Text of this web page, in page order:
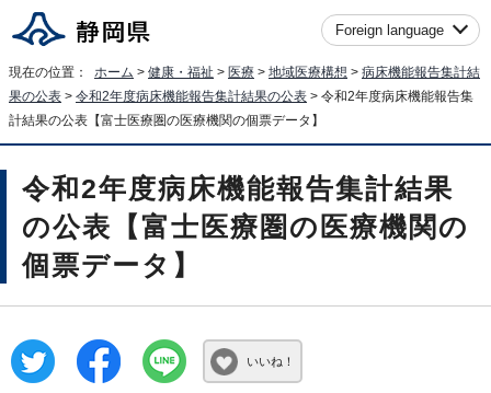
Foreign language
現在の位置： ホーム > 健康・福祉 > 医療 > 地域医療構想 > 病床機能報告集計結
果の公表 > 令和2年度病床機能報告集計結果の公表 > 令和2年度病床機能報告集
計結果の公表【富士医療圏の医療機関の個票データ】
令和2年度病床機能報告集計結果
の公表【富士医療圏の医療機関の
個票データ】
いいね！